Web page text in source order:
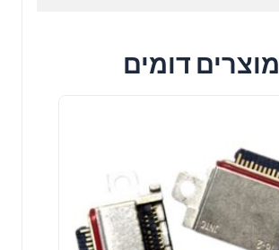
מוצרים דומים